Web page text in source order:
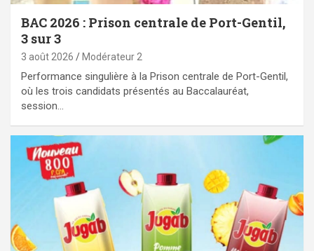
BAC 2026 : Prison centrale de Port-Gentil,
3 sur 3
3 août 2026 Modérateur 2
Performance singulière à la Prison centrale de Port-Gentil,
où les trois candidats présentés au Baccalauréat,
session…